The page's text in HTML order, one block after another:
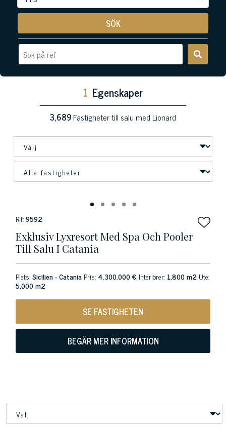
SÖK
1 Egenskaper
3,689Fastigheter till salu med Lionard
Rif:9592
Exklusiv Lyxresort Med Spa Och Pooler
Till Salu I Catania
Plats:Sicilien - Catania Pris: 4.300.000 € Interiörer: 1,800 m2 Ute:
5,000 m2
SE FASTIGHETEN
BEGÄR MER INFORMATION